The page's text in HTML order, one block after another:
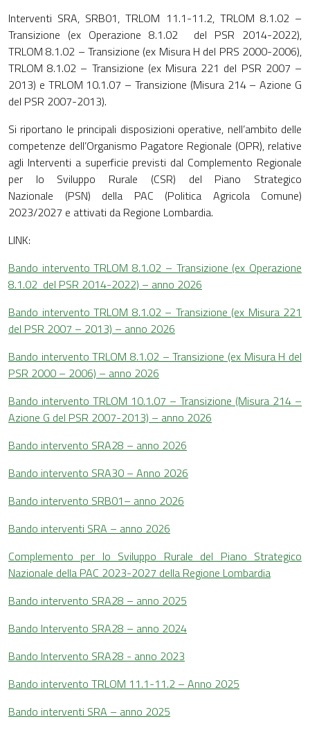
Interventi SRA, SRB01, TRLOM 11.1-11.2, TRLOM 8.1.02 –
Transizione (ex Operazione 8.1.02 del PSR 2014-2022),
TRLOM 8.1.02 – Transizione (ex Misura H del PRS 2000-2006),
TRLOM 8.1.02 – Transizione (ex Misura 221 del PSR 2007 –
2013) e TRLOM 10.1.07 – Transizione (Misura 214 – Azione G
del PSR 2007-2013).
Si riportano le principali disposizioni operative, nell’ambito delle
competenze dell’Organismo Pagatore Regionale (OPR), relative
agli Interventi a superficie previsti dal Complemento Regionale
per lo Sviluppo Rurale (CSR) del Piano Strategico
Nazionale (PSN) della PAC (Politica Agricola Comune)
2023/2027 e attivati da Regione Lombardia.
LINK:
Bando intervento TRLOM 8.1.02 – Transizione (ex Operazione
8.1.02 del PSR 2014-2022) – anno 2026
Bando intervento TRLOM 8.1.02 – Transizione (ex Misura 221
del PSR 2007 – 2013) – anno 2026
Bando intervento TRLOM 8.1.02 – Transizione (ex Misura H del
PSR 2000 – 2006) – anno 2026
Bando intervento TRLOM 10.1.07 – Transizione (Misura 214 –
Azione G del PSR 2007-2013) – anno 2026
Bando intervento SRA28 – anno 2026
Bando intervento SRA30 – Anno 2026
Bando intervento SRB01– anno 2026
Bando interventi SRA – anno 2026
Complemento per lo Sviluppo Rurale del Piano Strategico
Nazionale della PAC 2023-2027 della Regione Lombardia
Bando intervento SRA28 – anno 2025
Bando Intervento SRA28 – anno 2024
Bando Intervento SRA28 - anno 2023
Bando intervento TRLOM 11.1-11.2 – Anno 2025
Bando interventi SRA – anno 2025